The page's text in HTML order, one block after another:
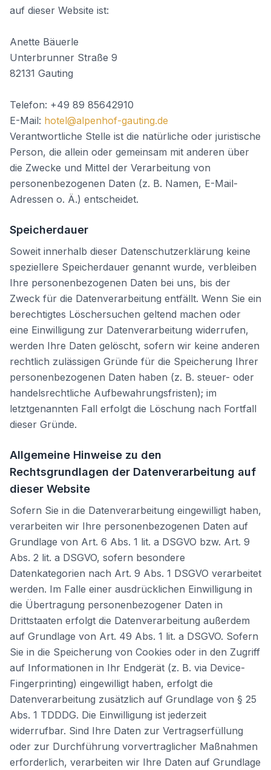
auf dieser Website ist:
Anette Bäuerle
Unterbrunner Straße 9
82131 Gauting
Telefon: +49 89 85642910
E-Mail: hotel@alpenhof-gauting.de
Verantwortliche Stelle ist die natürliche oder juristische
Person, die allein oder gemeinsam mit anderen über
die Zwecke und Mittel der Verarbeitung von
personenbezogenen Daten (z. B. Namen, E-Mail-
Adressen o. Ä.) entscheidet.
Speicherdauer
Soweit innerhalb dieser Datenschutzerklärung keine
speziellere Speicherdauer genannt wurde, verbleiben
Ihre personenbezogenen Daten bei uns, bis der
Zweck für die Datenverarbeitung entfällt. Wenn Sie ein
berechtigtes Löschersuchen geltend machen oder
eine Einwilligung zur Datenverarbeitung widerrufen,
werden Ihre Daten gelöscht, sofern wir keine anderen
rechtlich zulässigen Gründe für die Speicherung Ihrer
personenbezogenen Daten haben (z. B. steuer- oder
handelsrechtliche Aufbewahrungsfristen); im
letztgenannten Fall erfolgt die Löschung nach Fortfall
dieser Gründe.
Allgemeine Hinweise zu den
Rechtsgrundlagen der Datenverarbeitung auf
dieser Website
Sofern Sie in die Datenverarbeitung eingewilligt haben,
verarbeiten wir Ihre personenbezogenen Daten auf
Grundlage von Art. 6 Abs. 1 lit. a DSGVO bzw. Art. 9
Abs. 2 lit. a DSGVO, sofern besondere
Datenkategorien nach Art. 9 Abs. 1 DSGVO verarbeitet
werden. Im Falle einer ausdrücklichen Einwilligung in
die Übertragung personenbezogener Daten in
Drittstaaten erfolgt die Datenverarbeitung außerdem
auf Grundlage von Art. 49 Abs. 1 lit. a DSGVO. Sofern
Sie in die Speicherung von Cookies oder in den Zugriff
auf Informationen in Ihr Endgerät (z. B. via Device-
Fingerprinting) eingewilligt haben, erfolgt die
Datenverarbeitung zusätzlich auf Grundlage von § 25
Abs. 1 TDDDG. Die Einwilligung ist jederzeit
widerrufbar. Sind Ihre Daten zur Vertragserfüllung
oder zur Durchführung vorvertraglicher Maßnahmen
erforderlich, verarbeiten wir Ihre Daten auf Grundlage